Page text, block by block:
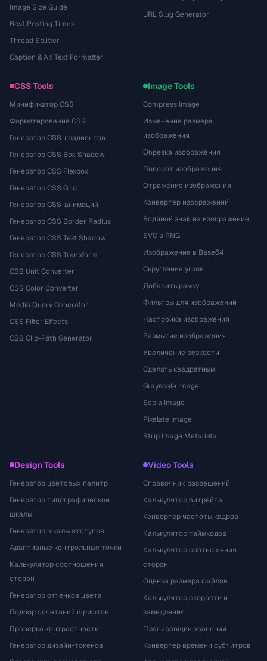
Image Size Guide
Best Posting Times
Thread Splitter
Caption & Alt Text Formatter
URL Slug Generator
CSS Tools
Минификатор CSS
Форматирование CSS
Генератор CSS-градиентов
Генератор CSS Box Shadow
Генератор CSS Flexbox
Генератор CSS Grid
Генератор CSS-анимаций
Генератор CSS Border Radius
Генератор CSS Text Shadow
Генератор CSS Transform
CSS Unit Converter
CSS Color Converter
Media Query Generator
CSS Filter Effects
CSS Clip-Path Generator
Image Tools
Compress Image
Изменение размера
изображения
Обрезка изображения
Поворот изображения
Отражение изображения
Конвертер изображений
Водяной знак на изображение
SVG в PNG
Изображение в Base64
Скругление углов
Добавить рамку
Фильтры для изображений
Настройка изображения
Размытие изображения
Увеличение резкости
Сделать квадратным
Grayscale Image
Sepia Image
Pixelate Image
Strip Image Metadata
Design Tools
Генератор цветовых палитр
Генератор типографической
шкалы
Генератор шкалы отступов
Адаптивные контрольные точки
Калькулятор соотношения
сторон
Генератор оттенков цвета
Подбор сочетаний шрифтов
Проверка контрастности
Генератор дизайн-токенов
Video Tools
Справочник разрешений
Калькулятор битрейта
Конвертер частоты кадров
Калькулятор таймкодов
Калькулятор соотношения
сторон
Оценка размера файлов
Калькулятор скорости и
замедления
Планировщик хранения
Конвертер времени субтитров